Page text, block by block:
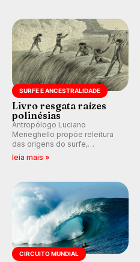
km/h em Itanhaém.
SURFE E ANCESTRALIDADE
Livro resgata raízes
polinésias
Antropólogo Luciano
Meneghello propõe releitura
das origens do surfe,
resgatando a cultura polinésia
prática em esporte e indústria.
leia mais »
CIRCUITO MUNDIAL